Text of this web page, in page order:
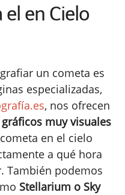
en Cielo
un cometa es
especializadas,
, nos ofrecen
muy visuales
en el cielo
a qué hora
También podemos
Stellarium o Sky